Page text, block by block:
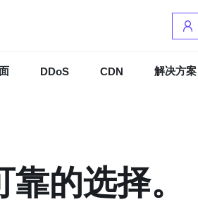
DDoS CDN 解决方案
的选择。